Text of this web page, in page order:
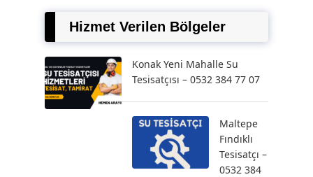
Hizmet Verilen Bölgeler
Konak Yeni Mahalle Su
Tesisatçısı – 0532 384 77 07
Maltepe
Fındıklı
Tesisatçı –
0532 384